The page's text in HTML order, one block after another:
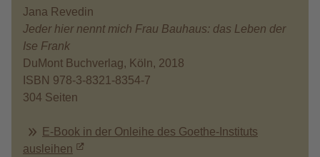
Jana Revedin
Jeder hier nennt mich Frau Bauhaus: das Leben der
Ise Frank
DuMont Buchverlag, Köln, 2018
ISBN 978-3-8321-8354-7
304 Seiten
E-Book in der Onleihe des Goethe-Instituts
ausleihen